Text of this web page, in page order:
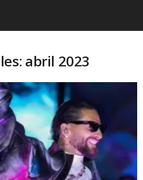
abril 2023